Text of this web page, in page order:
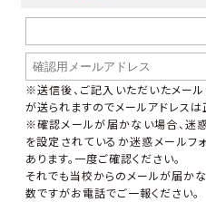
※送信後、ご記入いただいたメー
が送られますのでメールアドレスは
※確認メールが届かない場合、迷
を設定されているか迷惑メールフ
あります。一度ご確認ください。
それでも当校からのメールが届か
数ですがお電話でご一報ください。